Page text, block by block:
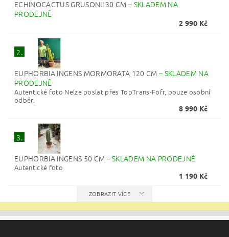
ECHINOCACTUS GRUSONII 30 CM– SKLADEM NA
PRODEJNĚ
2 990 Kč
2.
EUPHORBIA INGENS MORMORATA 120 CM– SKLADEM NA
PRODEJNĚ
Autentické foto Nelze poslat přes TopTrans-Fofr, pouze osobní
odběr.
8 990 Kč
3.
EUPHORBIA INGENS 50 CM –SKLADEM NA PRODEJNĚ
Autentické foto
1 190 Kč
ZOBRAZIT VÍCE